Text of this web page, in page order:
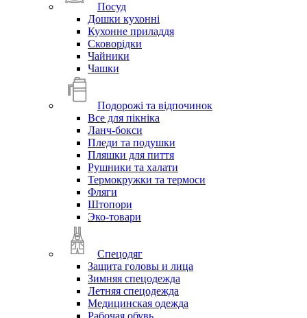
Посуд
Дошки кухонні
Кухонне приладдя
Сковорідки
Чайники
Чашки
Подорожі та відпочинок
Все для пікніка
Ланч-бокси
Пледи та подушки
Пляшки для пиття
Рушники та халати
Термокружки та термоси
Фляги
Штопори
Эко-товари
Спецодяг
Защита головы и лица
Зимняя спецодежда
Летняя спецодежда
Медицинская одежда
Рабочая обувь